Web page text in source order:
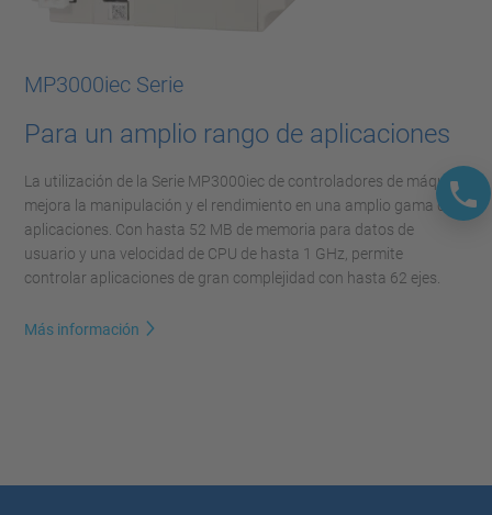
MP3000iec Serie
Para un amplio rango de aplicaciones
La utilización de la Serie MP3000iec de controladores de máquina
mejora la manipulación y el rendimiento en una amplio gama de
aplicaciones. Con hasta 52 MB de memoria para datos de
usuario y una velocidad de CPU de hasta 1 GHz, permite
controlar aplicaciones de gran complejidad con hasta 62 ejes.
Más información